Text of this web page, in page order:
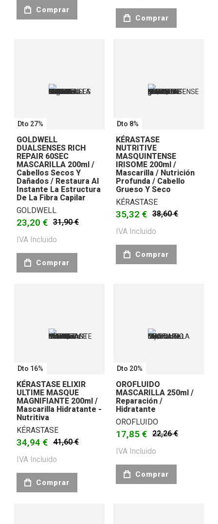
Comprar
Comprar
Dto 27%
GOLDWELL
DUALSENSES RICH
REPAIR 60SEC
MASCARILLA 200ml /
Cabellos Secos Y
Dañados / Restaura Al
Instante La Estructura
De La Fibra Capilar
GOLDWELL
23,20 € 31,90 €
IVA Incluido
Comprar
Dto 8%
KÉRASTASE
NUTRITIVE
MASQUINTENSE
IRISOME 200ml /
Mascarilla / Nutrición
Profunda / Cabello
Grueso Y Seco
KÉRASTASE
35,32 € 38,60 €
IVA Incluido
Comprar
Dto 16%
KÉRASTASE ELIXIR
ULTIME MASQUE
MAGNIFIANTE 200ml /
Mascarilla Hidratante -
Nutritiva
KÉRASTASE
34,94 € 41,60 €
IVA Incluido
Comprar
Dto 20%
OROFLUIDO
MASCARILLA 250ml /
Reparación /
Hidratante
OROFLUIDO
17,85 € 22,26 €
IVA Incluido
Comprar